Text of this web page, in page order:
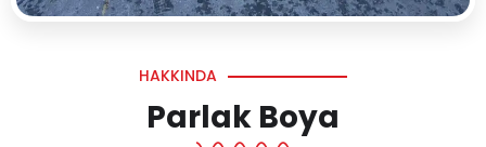
HAKKINDA
Parlak Boya